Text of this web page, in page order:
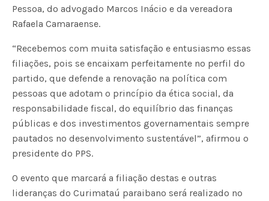
Pessoa, do advogado Marcos Inácio e da vereadora
Rafaela Camaraense.
“Recebemos com muita satisfação e entusiasmo essas
filiações, pois se encaixam perfeitamente no perfil do
partido, que defende a renovação na política com
pessoas que adotam o princípio da ética social, da
responsabilidade fiscal, do equilíbrio das finanças
públicas e dos investimentos governamentais sempre
pautados no desenvolvimento sustentável”, afirmou o
presidente do PPS.
O evento que marcará a filiação destas e outras
lideranças do Curimataú paraibano será realizado no